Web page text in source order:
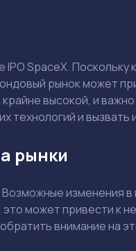
SpaceX. Поскольку
рынок может
высокой, и
технологий и
рынки
изменения
может привести к
внимание на